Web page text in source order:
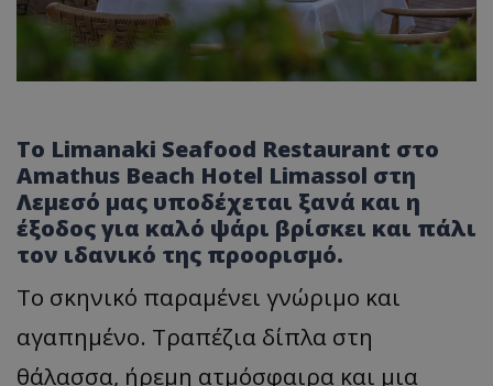
Το Limanaki Seafood Restaurant στο
Amathus Beach Hotel Limassol στη
Λεμεσό μας υποδέχεται ξανά και η
έξοδος για καλό ψάρι βρίσκει και πάλι
τον ιδανικό της προορισμό.
Το σκηνικό παραμένει γνώριμο και
αγαπημένο. Τραπέζια δίπλα στη
θάλασσα, ήρεμη ατμόσφαιρα και μια